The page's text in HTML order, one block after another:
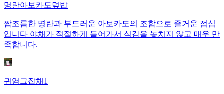
명란아보카도덮밥
짭조름한 명란과 부드러운 아보카도의 조합으로 즐거운 점심
입니다 야채가 적절하게 들어가서 식감을 놓치지 않고 매우 만
족합니다.
귀염그잡채1